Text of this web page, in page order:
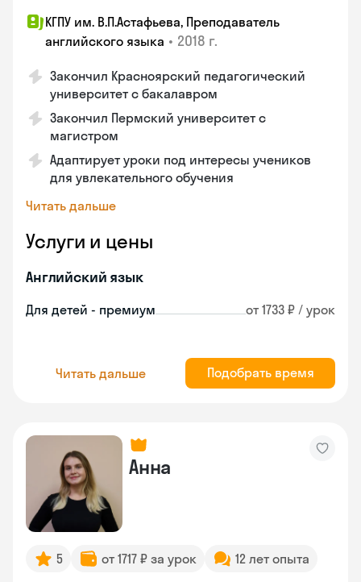
КГПУ им. В.П.Астафьева, Преподаватель
английского языка • 2018 г.
Закончил Красноярский педагогический
университет с бакалавром
Закончил Пермский университет с
магистром
Адаптирует уроки под интересы учеников
для увлекательного обучения
Читать дальше
Услуги и цены
Английский язык
Для детей - премиум от 1733 ₽ / урок
Читать дальше Подобрать время
Анна
5 от 1717 ₽ за урок 12 лет опыта